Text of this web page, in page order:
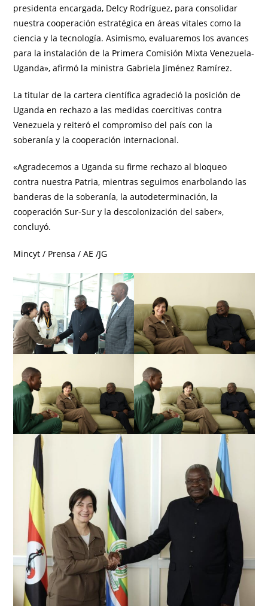
presidenta encargada, Delcy Rodríguez, para consolidar
nuestra cooperación estratégica en áreas vitales como la
ciencia y la tecnología. Asimismo, evaluaremos los avances
para la instalación de la Primera Comisión Mixta Venezuela-
Uganda», afirmó la ministra Gabriela Jiménez Ramírez.
La titular de la cartera científica agradeció la posición de
Uganda en rechazo a las medidas coercitivas contra
Venezuela y reiteró el compromiso del país con la
soberanía y la cooperación internacional.
«Agradecemos a Uganda su firme rechazo al bloqueo
contra nuestra Patria, mientras seguimos enarbolando las
banderas de la soberanía, la autodeterminación, la
cooperación Sur-Sur y la descolonización del saber»,
concluyó.
Mincyt / Prensa / AE /JG